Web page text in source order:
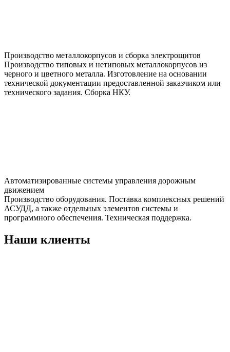
Производство металлокорпусов и сборка электрощитов
Производство типовых и нетиповых металлокорпусов из
черного и цветного металла. Изготовление на основании
технической документации предоставленной заказчиком или
технического задания. Сборка НКУ.
Автоматизированные системы управления дорожным
движением
Производство оборудования. Поставка комплексных решений
АСУДД, а также отдельных элементов системы и
программного обеспечения. Техническая поддержка.
Наши клиенты